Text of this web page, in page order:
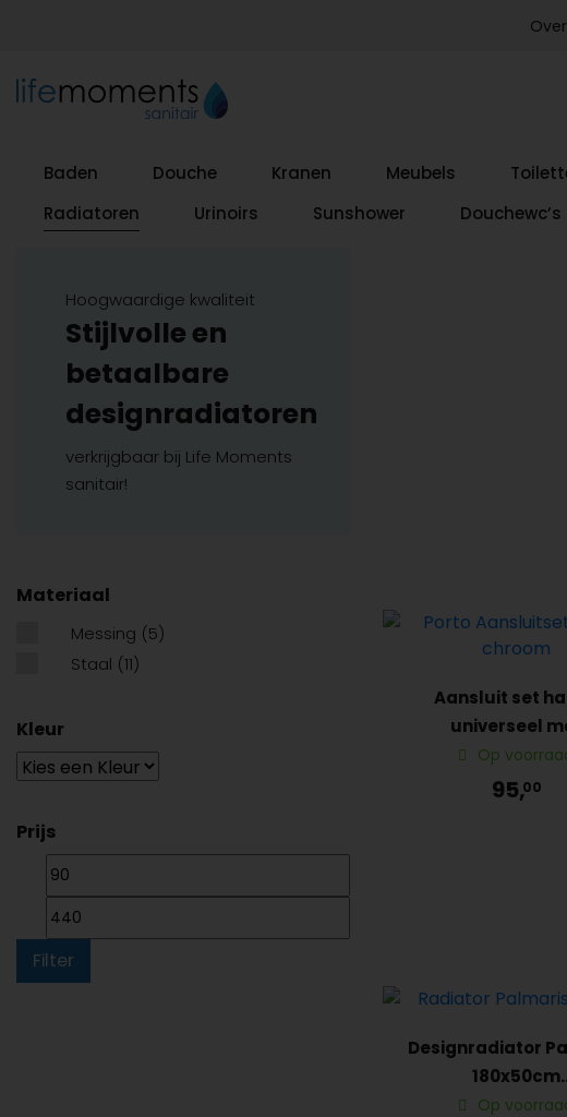
Baden Douche Kranen Meubels
Radiatoren
Urinoirs Sunshower Douchewc’s
Hoogwaardige kwaliteit
Stijlvolle en
betaalbare
designradiatoren
verkrijgbaar bij Life Moments
sanitair!
Materiaal
Messing (5)
Staal (11)
Kleur
Prijs
Min.
prijs
Filter
Aansluit set
universeel
thermostaatkop
Op
95,00
Designradiator
180x50cm
Op